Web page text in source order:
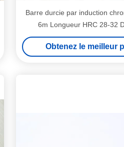
Barre durcie par induction
6m Longueur HRC 28-32
Obtenez le meilleur